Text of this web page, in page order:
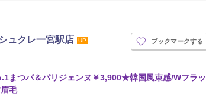
ュクレ一宮駅店 UP ブックマークする
まつパ＆パリジェンヌ￥3,900★韓国風束感/Wフラッ
毛